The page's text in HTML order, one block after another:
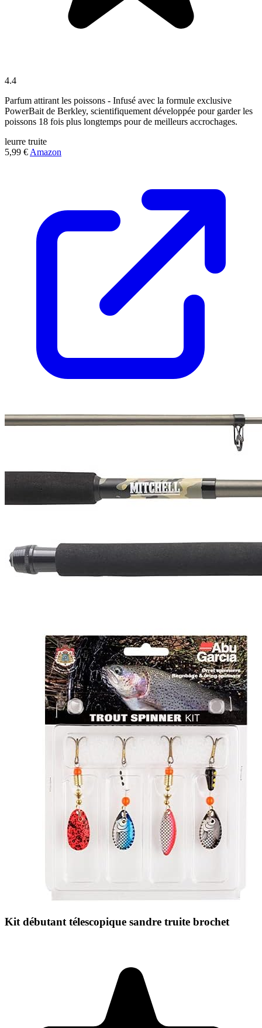
4.4
Parfum attirant les poissons - Infusé avec la formule exclusive
PowerBait de Berkley, scientifiquement développée pour garder les
poissons 18 fois plus longtemps pour de meilleurs accrochages.
leurre truite
5,99 € Amazon
Kit débutant télescopique sandre truite brochet